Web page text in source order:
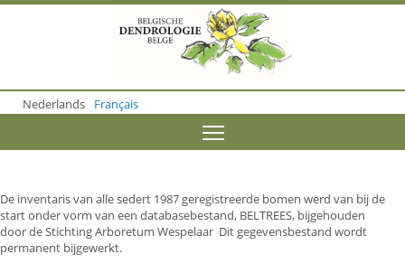
o
m
o
n
t
e
n
Nederlands Français
De inventaris van alle sedert 1987 geregistreerde bomen werd van bij de
start onder vorm van een databasebestand, BELTREES, bijgehouden
door de Stichting Arboretum Wespelaar Dit gegevensbestand wordt
permanent bijgewerkt.